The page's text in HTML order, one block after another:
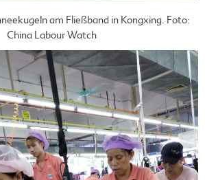
am Fließband in Kongxing. Foto:
China Labour Watch